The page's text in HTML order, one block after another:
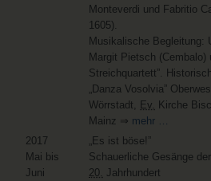
Monteverdi und Fabritio
1605).
Musikalische Begleitung:
Margit Pietsch (Cembalo)
Streichquartett”.
„Danza Vosolvia”
Wörrstadt, Ev. Kirche
Mainz ⇒ mehr …
2017
Mai bis
Juni
„Es ist böse!”
Schauerliche Gesänge
20. Jahrhundert